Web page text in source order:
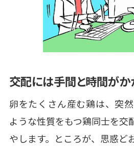
交配には手間と時間がか
卵をたくさん産む鶏は、突
ような性質をもつ鶏同士を交
やします。ところが、思惑ど